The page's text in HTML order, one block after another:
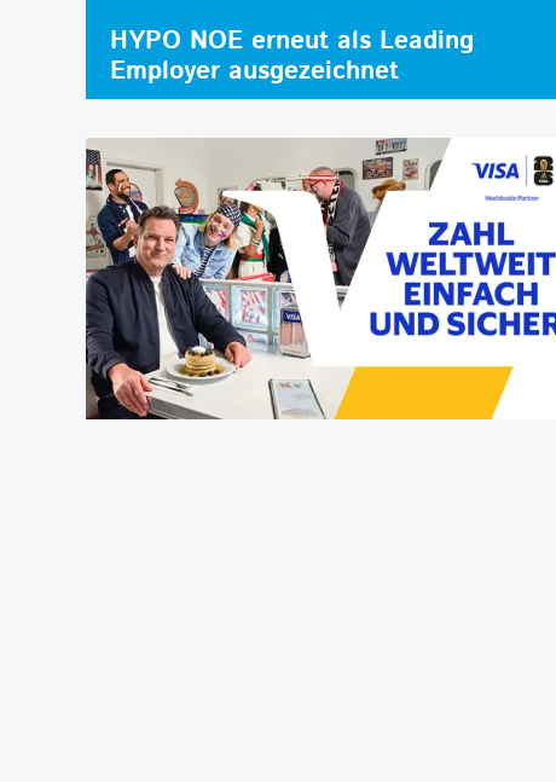
HYPO NOE erneut als Leading
Employer ausgezeichnet